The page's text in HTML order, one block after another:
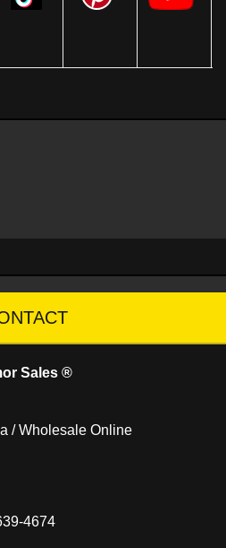
Sales ®
/ Wholesale Online
4674